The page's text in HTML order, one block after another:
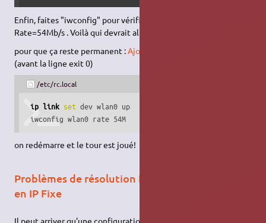
Enfin, faites "iwconfig" pour vérifier qu'il vous met bien Bit
Rate=54Mb/s . Voilà qui devrait aller mieux !
pour que ça reste permanent : Ajoutez dans
(avant la ligne exit 0)
/etc/rc.local
ip link set dev wlan0 up
iwconfig wlan0 rate 54M
on redémarre et le tour est joué!
Problèmes de résolution DNS et configuration
en IP Fixe
Il peut arriver qu'une configuration en IP fixe, via